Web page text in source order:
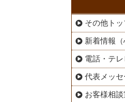
その他トッ
新着情報（
電話・テ
代表メッセ
お客様相談